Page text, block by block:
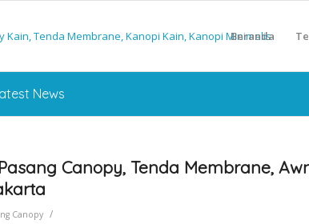
Beranda
News
Canopy, Tenda Membrane,
Canopy /